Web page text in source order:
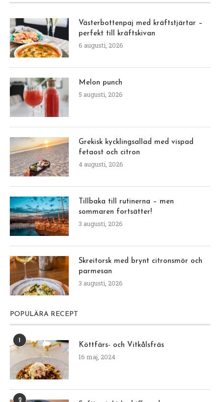
Västerbottenpaj med kräftstjärtar –
perfekt till kräftskivan
6 augusti, 2026
Melon punch
5 augusti, 2026
Grekisk kycklingsallad med vispad
fetaost och citron
4 augusti, 2026
Tillbaka till rutinerna – men
sommaren fortsätter!
3 augusti, 2026
Skreitorsk med brynt citronsmör och
parmesan
3 augusti, 2026
POPULÄRA RECEPT
Köttfärs- och Vitkålsfräs
16 maj, 2024
2